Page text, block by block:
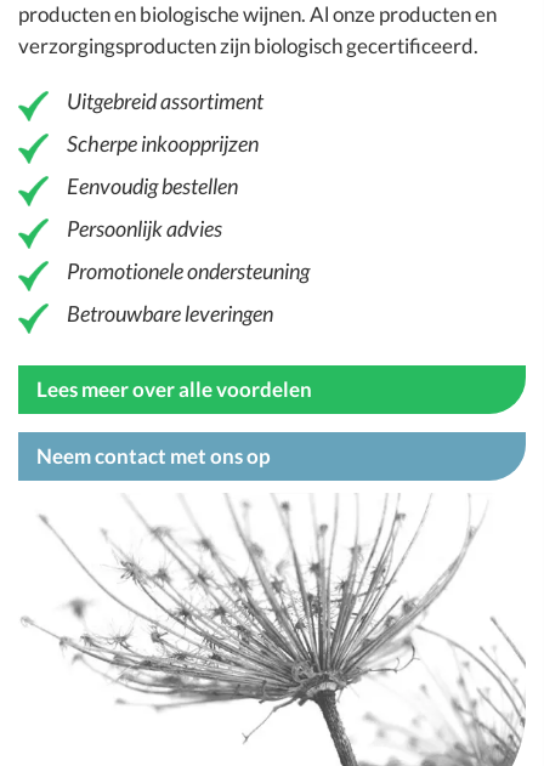
producten enbiologische wijnen. Al onze producten en
verzorgingsproducten zijn biologisch gecertificeerd.
Uitgebreid assortiment
Scherpe inkoopprijzen
Eenvoudig bestellen
Persoonlijk advies
Promotionele ondersteuning
Betrouwbare leveringen
Lees meer over alle voordelen
Neem contact met ons op